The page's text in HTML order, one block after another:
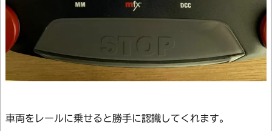
車両をレールに乗せると勝手に認識してくれます。